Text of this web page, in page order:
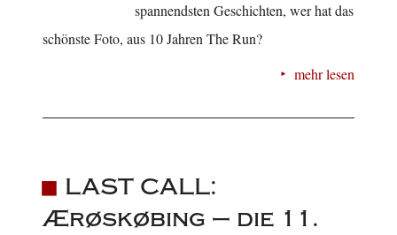
spannendsten Geschichten, wer hat das
schönste Foto, aus 10 Jahren The Run?
mehr lesen
LAST CALL:
Ærøskøbing – die 11.